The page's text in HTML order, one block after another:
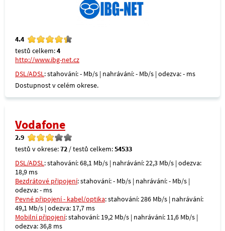
4.4
testů celkem:4
http://www.ibg-net.cz
DSL/ADSL: stahování: - Mb/s | nahrávání: - Mb/s | odezva: - ms
Dostupnost v celém okrese.
Vodafone
2.9
testů v okrese:72 / testů celkem:54533
DSL/ADSL: stahování: 68,1 Mb/s | nahrávání: 22,3 Mb/s | odezva:
18,9 ms
Bezdrátové připojení: stahování: - Mb/s | nahrávání: - Mb/s |
odezva: - ms
Pevné připojení - kabel/optika: stahování: 286 Mb/s | nahrávání:
49,1 Mb/s | odezva: 17,7 ms
Mobilní připojení: stahování: 19,2 Mb/s | nahrávání: 11,6 Mb/s |
odezva: 36,8 ms